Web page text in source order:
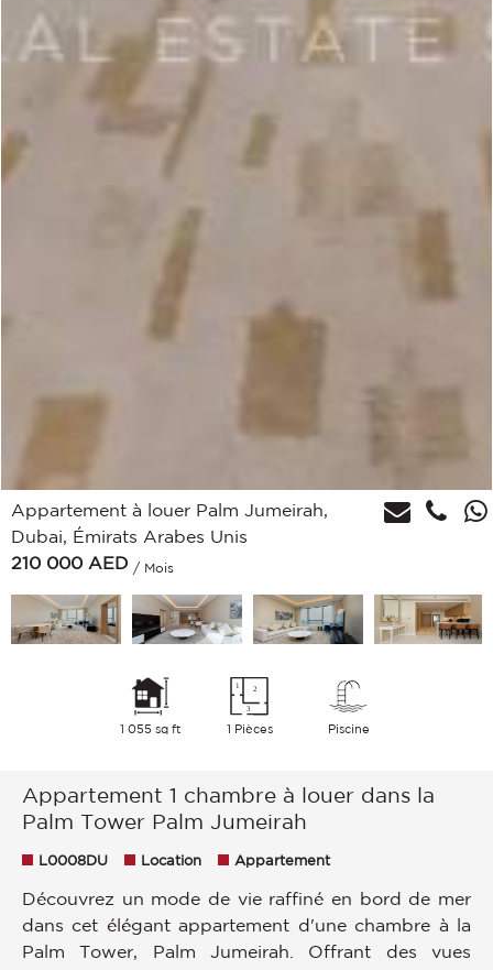
Appartement à louer Palm Jumeirah,
Dubai, Émirats Arabes Unis
210 000 AED / Mois
1 055 sq ft 1 Pièces Piscine
Appartement 1 chambre à louer dans la
Palm Tower Palm Jumeirah
L0008DU Location Appartement
Découvrez un mode de vie raffiné en bord de mer
dans cet élégant appartement d'une chambre à la
Palm Tower, Palm Jumeirah. Offrant des vues